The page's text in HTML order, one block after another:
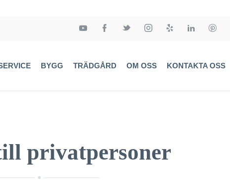
BYGG TRÄDGÅRD OM OSS KONTAKTA OSS
privatpersoner